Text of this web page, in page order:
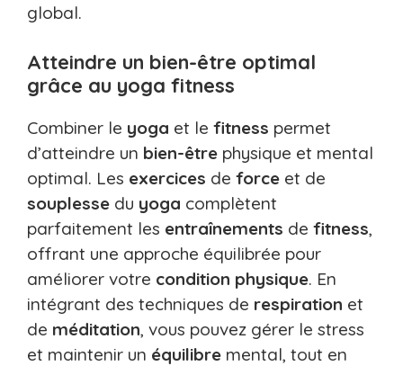
global.
Atteindre un bien-être optimal
grâce au yoga fitness
Combiner le yoga et le fitness permet
d’atteindre un bien-être physique et mental
optimal. Les exercices de force et de
souplesse du yoga complètent
parfaitement les entraînements de fitness,
offrant une approche équilibrée pour
améliorer votre condition physique. En
intégrant des techniques de respiration et
de méditation, vous pouvez gérer le stress
et maintenir un équilibre mental, tout en